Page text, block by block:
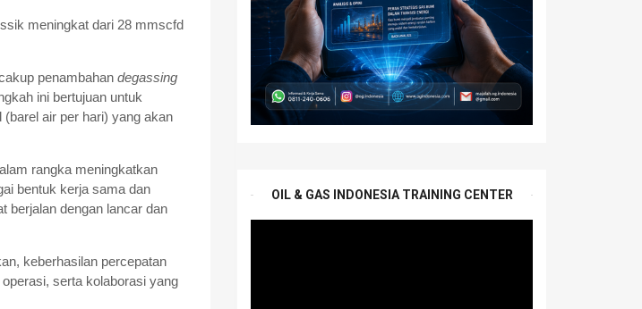
meningkat dari 28 mmscfd
penambahan degassing
ini bertujuan untuk
air per hari) yang akan
rangka meningkatkan
bentuk kerja sama dan
berjalan dengan lancar dan
keberhasilan percepatan
serta kolaborasi yang
OIL & GAS INDONESIA TRAINING CENTER